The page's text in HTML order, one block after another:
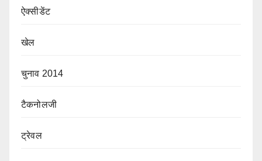
ऐक्सीडेंट
खेल
चुनाव 2014
टैकनोलजी
ट्रेवल